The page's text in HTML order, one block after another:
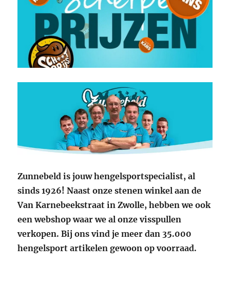
Zunnebeld is jouw hengelsportspecialist, al
sinds 1926! Naast onze stenen winkel aan de
Van Karnebeekstraat in Zwolle, hebben we ook
een webshop waar we al onze visspullen
verkopen. Bij ons vind je meer dan 35.000
hengelsport artikelen gewoon op voorraad.